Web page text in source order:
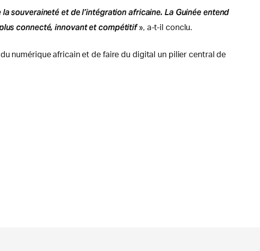
souveraineté et de l’intégration africaine. La Guinée entend
connecté, innovant et compétitif», a-t-il conclu.
numérique africain et de faire du digital un pilier central de